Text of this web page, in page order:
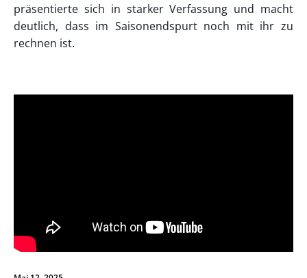
präsentierte sich in starker Verfassung und macht
deutlich, dass im Saisonendspurt noch mit ihr zu
rechnen ist.